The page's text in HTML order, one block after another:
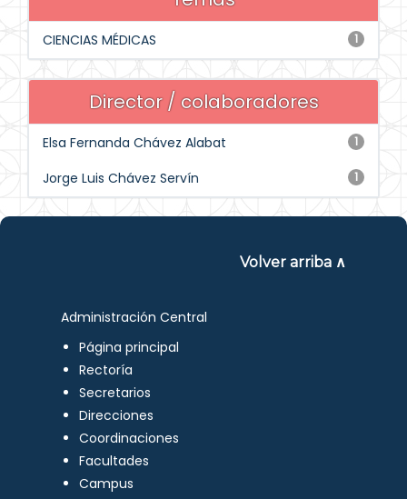
1
CIENCIAS MÉDICAS
Director / colaboradores
1
Elsa Fernanda Chávez Alabat
1
Jorge Luis Chávez Servín
Volver arriba ∧
Administración Central
Página principal
Rectoría
Secretarios
Direcciones
Coordinaciones
Facultades
Campus